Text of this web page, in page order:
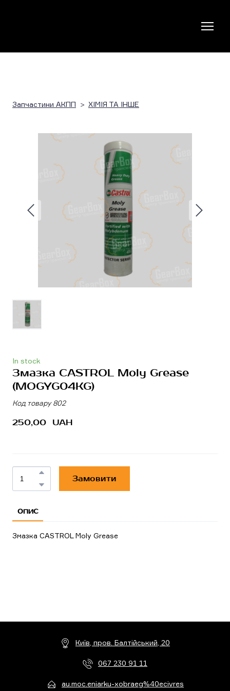
Запчастини АКПП ХІМІЯ ТА ІНШЕ
In stock
Змазка CASTROL Moly Grease
(MOGYG04KG)
Код товару 802
250,00  UAH
Замовити
ОПИС
Змазка CASTROL Moly Grease
Київ, пров. Балтійський, 20
067 230 91 11
au.moc.eniarku-xobraeg%40ecivres